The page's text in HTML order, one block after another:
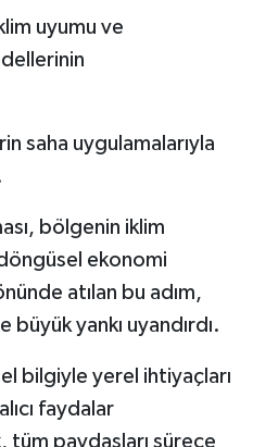
uyumu ve
saha uygulamalarıyla
bölgenin iklim
ekonomi
atılan bu adım,
yankı uyandırdı.
bilgiyle yerel ihtiyaçları
faydalar
tüm paydaşları sürece